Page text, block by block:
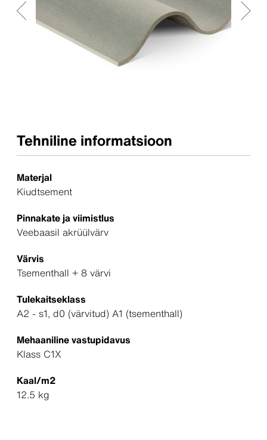
Tehniline informatsioon
Materjal
Kiudtsement
Pinnakate ja viimistlus
Veebaasil akrüülvärv
Värvis
Tsementhall + 8 värvi
Tulekaitseklass
A2 - s1, d0 (värvitud) A1 (tsementhall)
Mehaaniline vastupidavus
Klass C1X
Kaal/m2
12.5 kg